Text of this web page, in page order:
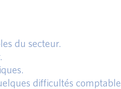
du secteur.
difficultés